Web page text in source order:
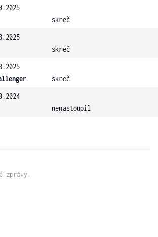
skreč
skreč
skreč
nenastoupil
zprávy.